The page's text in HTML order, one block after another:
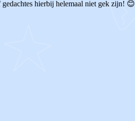
hierbij helemaal niet gek zijn! 😊